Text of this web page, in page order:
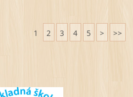
1 2 3 4 5 > >>